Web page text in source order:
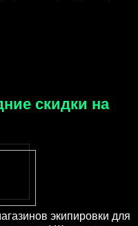
скидки на
экипировки для